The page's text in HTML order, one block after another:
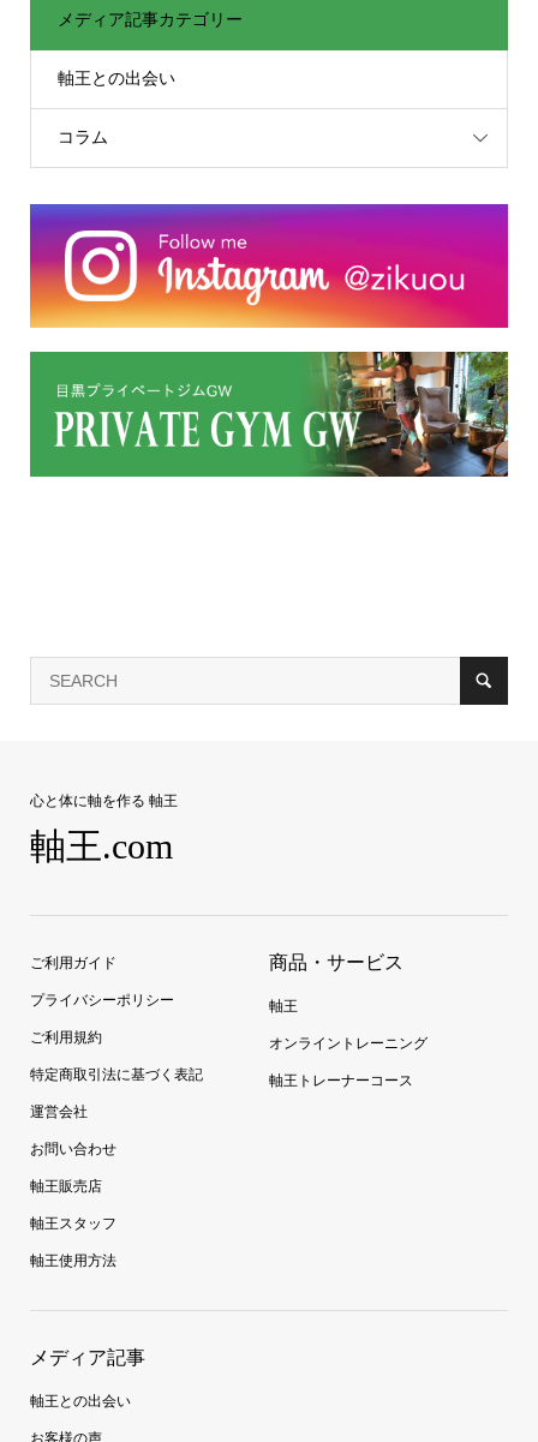
メディア記事カテゴリー
軸王との出会い
コラム
心と体に軸を作る 軸王
軸王.com
ご利用ガイド
プライバシーポリシー
ご利用規約
特定商取引法に基づく表記
運営会社
お問い合わせ
軸王販売店
軸王スタッフ
軸王使用方法
商品・サービス
軸王
オンライントレーニング
軸王トレーナーコース
メディア記事
軸王との出会い